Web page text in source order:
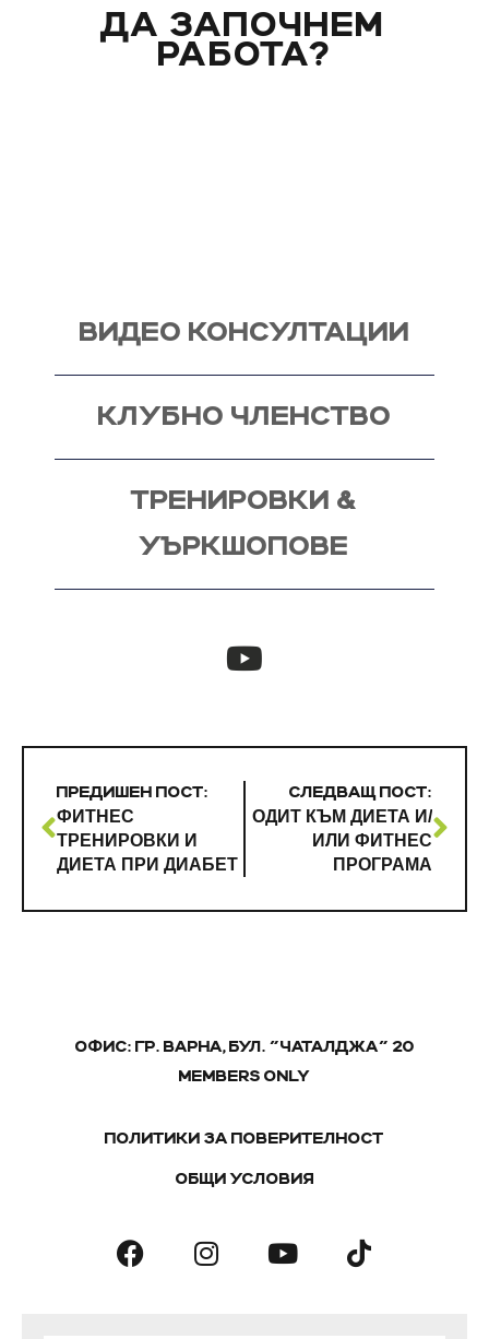
ДА ЗАПОЧНЕМ
РАБОТА?
ВИДЕО КОНСУЛТАЦИИ
КЛУБНО ЧЛЕНСТВО
ТРЕНИРОВКИ &
УЪРКШОПОВЕ
ПРЕДИШЕН ПОСТ:
ФИТНЕС
ТРЕНИРОВКИ И
ДИЕТА ПРИ ДИАБЕТ
СЛЕДВАЩ ПОСТ:
ОДИТ КЪМ ДИЕТА И/
ИЛИ ФИТНЕС
ПРОГРАМА
ОФИС: ГР. ВАРНА, БУЛ. "ЧАТАЛДЖА" 20
MEMBERS ONLY
ПОЛИТИКИ ЗА ПОВЕРИТЕЛНОСТ
ОБЩИ УСЛОВИЯ